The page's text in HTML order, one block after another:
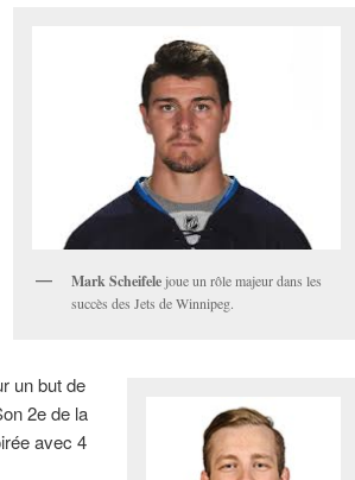
Mark Scheifelejoue un rôle majeur dans les
succès des Jets de Winnipeg.
un but de
2e de la
avec 4